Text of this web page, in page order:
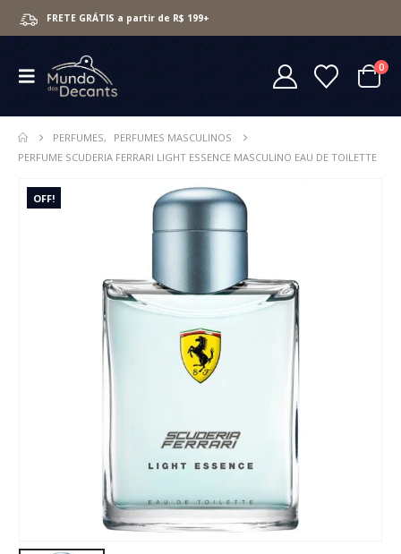
FRETE GRÁTIS a partir de R$ 199+
0
PERFUMES,
PERFUMES MASCULINOS
PERFUME SCUDERIA FERRARI LIGHT ESSENCE MASCULINO EAU DE TOILETTE
OFF!